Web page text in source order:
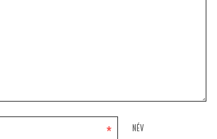
NÉV
*